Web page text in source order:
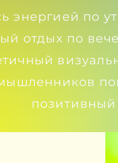
энергией по
отдых по
позитивный